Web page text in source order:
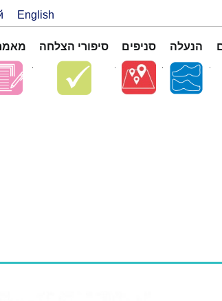
English
הנעלה סניפים סיפורי הצלחה